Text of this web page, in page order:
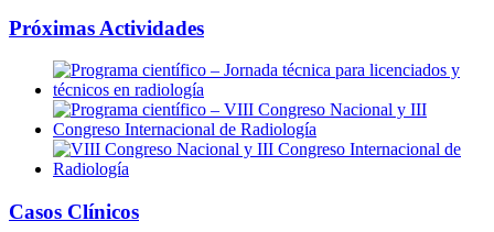
Próximas Actividades
Casos Clínicos